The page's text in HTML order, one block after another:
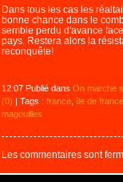
Dans tous les cas les
bonne chance dans le
semble perdu d'avance
pays. Restera alors la
reconquête!
12:07 Publié dans On marche
(0) | Tags : france, île de france
magouilles
Les commentaires sont